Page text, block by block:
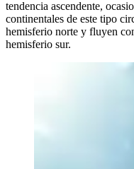
tendencia ascendente,
continentales de este tipo
hemisferio norte y fluyen
hemisferio sur.